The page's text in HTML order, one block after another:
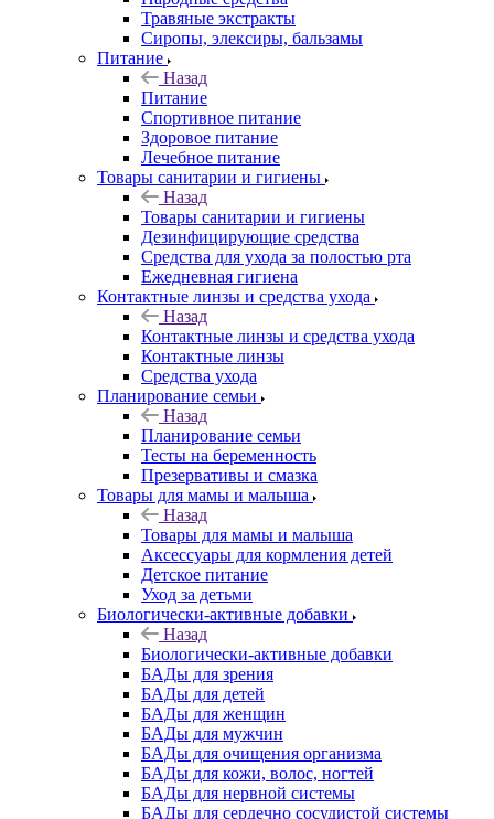
Травяные экстракты
Сиропы, элексиры, бальзамы
Питание
Назад
Питание
Спортивное питание
Здоровое питание
Лечебное питание
Товары санитарии и гигиены
Назад
Товары санитарии и гигиены
Дезинфицирующие средства
Средства для ухода за полостью рта
Ежедневная гигиена
Контактные линзы и средства ухода
Назад
Контактные линзы и средства ухода
Контактные линзы
Средства ухода
Планирование семьи
Назад
Планирование семьи
Тесты на беременность
Презервативы и смазка
Товары для мамы и малыша
Назад
Товары для мамы и малыша
Аксессуары для кормления детей
Детское питание
Уход за детьми
Биологически-активные добавки
Назад
Биологически-активные добавки
БАДы для зрения
БАДы для детей
БАДы для женщин
БАДы для мужчин
БАДы для очищения организма
БАДы для кожи, волос, ногтей
БАДы для нервной системы
БАДы для сердечно сосудистой системы